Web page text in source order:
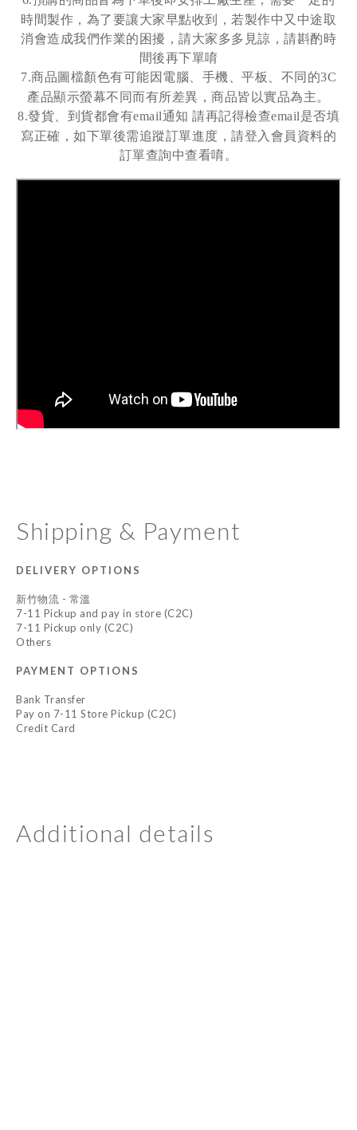
時間製作，為了要讓大家早點收到，若製作中又中途取
消會造成我們作業的困擾，請大家多多見諒，請斟酌時
間後再下單唷
7.商品圖檔顏色有可能因電腦、手機、平板、不同的3C
產品顯示螢幕不同而有所差異，商品皆以實品為主。
8.發貨、到貨都會有email通知 請再記得檢查email是否填
寫正確，如下單後需追蹤訂單進度，請登入會員資料的
訂單查詢中查看唷。
Shipping & Payment
DELIVERY OPTIONS
新竹物流 - 常溫
7-11 Pickup and pay in store (C2C)
7-11 Pickup only (C2C)
Others
PAYMENT OPTIONS
Bank Transfer
Pay on 7-11 Store Pickup (C2C)
Credit Card
Additional details